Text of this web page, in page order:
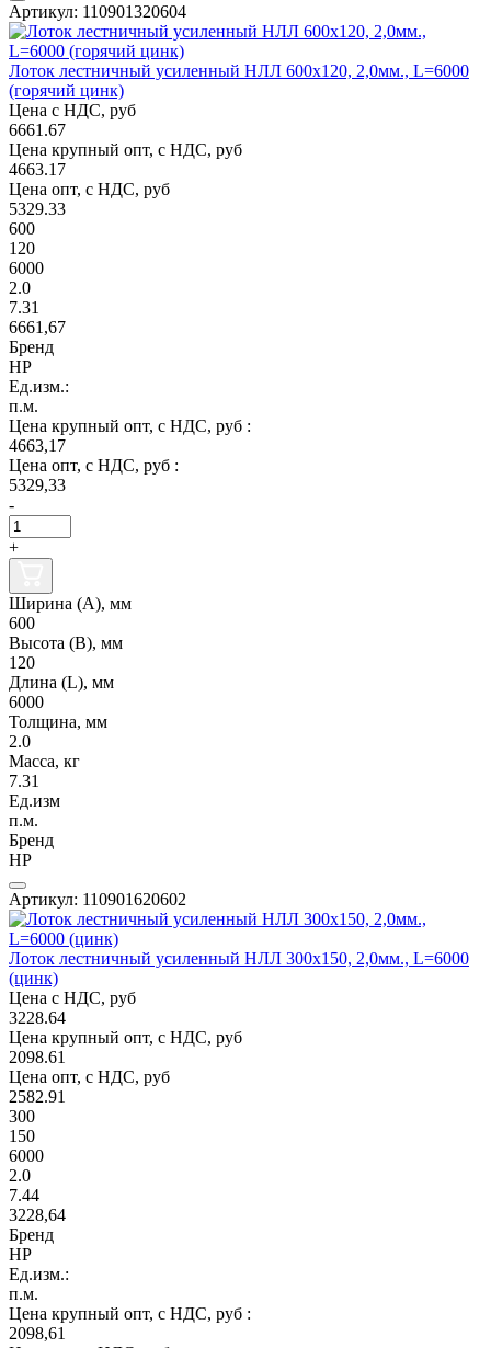
Артикул: 110901320604
Лоток лестничный усиленный НЛЛ 600х120, 2,0мм., L=6000
(горячий цинк)
Цена с НДС, руб
6661.67
Цена крупный опт, с НДС, руб
4663.17
Цена опт, с НДС, руб
5329.33
600
120
6000
2.0
7.31
6661,67
Бренд
НР
Ед.изм.:
п.м.
Цена крупный опт, с НДС, руб :
4663,17
Цена опт, с НДС, руб :
5329,33
-
+
Ширина (А), мм
600
Высота (В), мм
120
Длина (L), мм
6000
Толщина, мм
2.0
Масса, кг
7.31
Ед.изм
п.м.
Бренд
НР
Артикул: 110901620602
Лоток лестничный усиленный НЛЛ 300х150, 2,0мм., L=6000
(цинк)
Цена с НДС, руб
3228.64
Цена крупный опт, с НДС, руб
2098.61
Цена опт, с НДС, руб
2582.91
300
150
6000
2.0
7.44
3228,64
Бренд
НР
Ед.изм.:
п.м.
Цена крупный опт, с НДС, руб :
2098,61